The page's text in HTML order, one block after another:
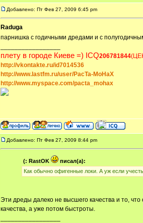
Добавлено: Пт Фев 27, 2009 6:45 pm
Raduga
парнишка с годичными дредами и с
плету в городе Киеве =) ICQ206781844
http://vkontakte.ru/id7014536
http://www.lastfm.ru/user/PacTa-MoHaX
http://www.myspace.com/pacta_mohax
Добавлено: Пт Фев 27, 2009 8:44 pm
(: RastOK
писал(а):
Как обычно офигенные локи. А уж если
Эти дреды далеко не высшего качества и то,
качества, а уже потом быстроты.